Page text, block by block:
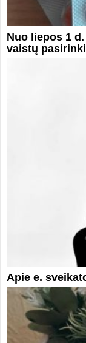
Nuo liepos 1
vaistų
Apie e.